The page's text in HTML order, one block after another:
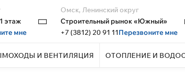
этаж
мне
Омск, Ленинский округ
Строительный рынок «Южный»
+7 (3812) 20 91 11Перезвоните мне
И ВЕНТИЛЯЦИЯ ОТОПЛЕНИЕ И